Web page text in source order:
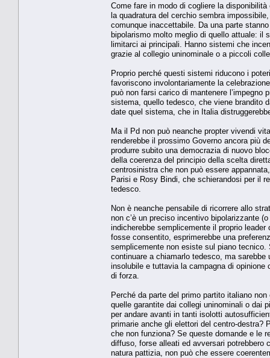
Come fare in modo di cogliere la
la quadratura del cerchio sembra
comunque inaccettabile. Da una parte
bipolarismo molto meglio di quello attuale: il
limitarci ai principali. Hanno sistemi che
grazie al collegio uninominale o a piccoli
Proprio perché questi sistemi riducono i
favoriscono involontariamente la
può non farsi carico di mantenere l’impegno
sistema, quello tedesco, che viene brandito
date quel sistema, che in Italia
Ma il Pd non può neanche propter vivendi
renderebbe il prossimo Governo ancora più
produrre subito una democrazia di nuovo
della coerenza del principio della scelta
centrosinistra che non può essere
Parisi e Rosy Bindi, che schierandosi per il
tedesco.
Non è neanche pensabile di ricorrere allo
non c’è un preciso incentivo bipolarizzante
indicherebbe semplicemente il proprio
fosse consentito, esprimerebbe una
semplicemente non esiste sul piano tecnico.
continuare a chiamarlo tedesco, ma
insolubile e tuttavia la campagna di
di forza.
Perché da parte del primo partito italiano
quelle garantite dai collegi uninominali o dai
per andare avanti in tanti isolotti
primarie anche gli elettori del centro-destra?
che non funziona? Se queste domande e le
diffuso, forse alleati ed avversari potrebbero
natura pattizia, non può che essere